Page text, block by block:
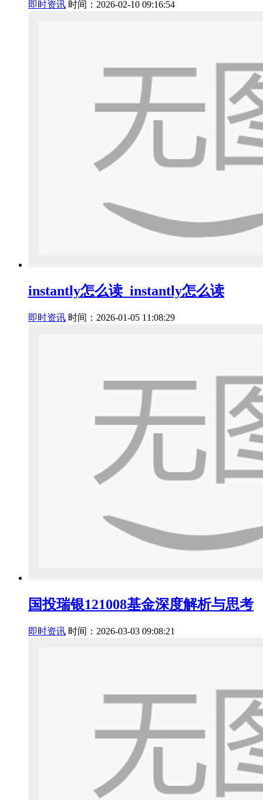
即时资讯 时间：2026-02-10 09:16:54
instantly怎么读_instantly怎么读
即时资讯 时间：2026-01-05 11:08:29
国投瑞银121008基金深度解析与思考
即时资讯 时间：2026-03-03 09:08:21